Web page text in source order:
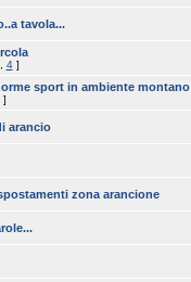
tavola...
4]
sport in ambiente montano
]
arancio
zona arancione